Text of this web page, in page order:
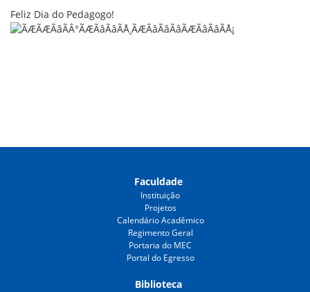
Feliz Dia do Pedagogo!
Faculdade
Instituição
Projetos
Calendário Acadêmico
Regimento Geral
Portaria do MEC
Portal do Egresso
Biblioteca